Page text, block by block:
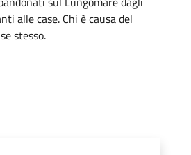
alle case. Chi è causa del
stesso.